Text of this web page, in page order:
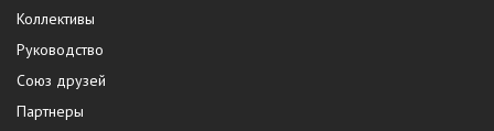
Коллективы
Руководство
Союз друзей
Партнеры